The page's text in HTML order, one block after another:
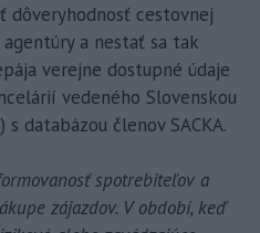
dôveryhodnosť cestovnej
a nestať sa tak
verejne dostupné údaje
vedeného Slovenskou
databázou členov SACKA.
spotrebiteľov a
zájazdov. V období, keď